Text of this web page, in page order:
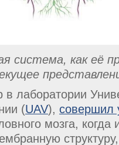
система, как её
лаборатории
(UAV), совершил
мозга, когда